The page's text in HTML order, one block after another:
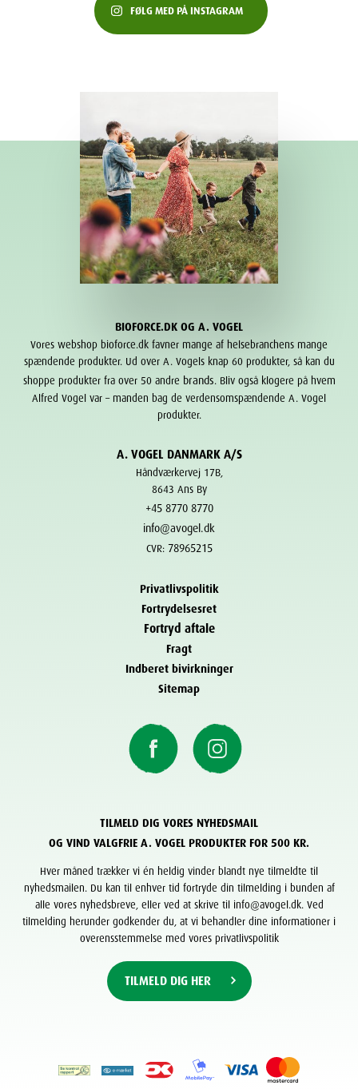
FØLG MED PÅ INSTAGRAM
BIOFORCE.DK OG A. VOGEL
Vores webshop bioforce.dk favner mange af helsebranchens mange
spændende produkter. Ud over A. Vogels knap 60 produkter, så kan du
shoppe produkter fra over 50 andre brands. Bliv også klogere på hvem
Alfred Vogel var – manden bag de verdensomspændende A. Vogel
produkter.
A. VOGEL DANMARK A/S
Håndværkervej 17B,
8643 Ans By
+45 8770 8770
info@avogel.dk
CVR: 78965215
Privatlivspolitik
Fortrydelsesret
Fortryd aftale
Fragt
Indberet bivirkninger
Sitemap
TILMELD DIG VORES NYHEDSMAIL
OG VIND VALGFRIE A. VOGEL PRODUKTER FOR 500 KR.
Hver måned trækker vi én heldig vinder blandt nye tilmeldte til
nyhedsmailen. Du kan til enhver tid fortryde din tilmelding i bunden af
alle vores nyhedsbreve, eller ved at skrive til info@avogel.dk. Ved
tilmelding herunder godkender du, at vi behandler dine informationer i
overensstemmelse med vores privatlivspolitik
TILMELD DIG HER